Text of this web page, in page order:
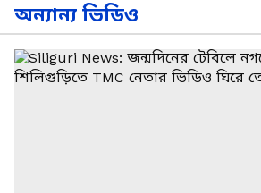
অন্যান্য ভিডিও